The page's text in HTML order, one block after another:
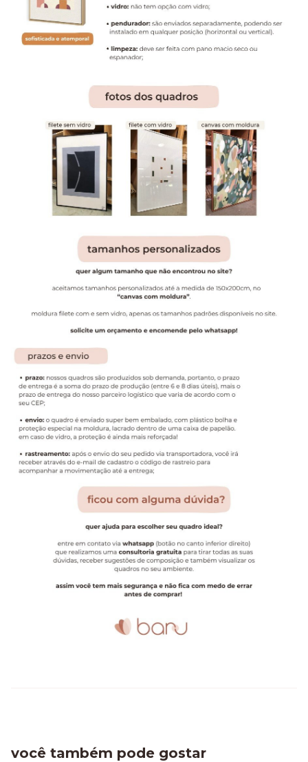
você também pode gostar